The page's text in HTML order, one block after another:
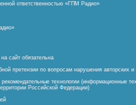
ответственностью «ГПМ Радио»
сайт обязательна
претензии по вопросам нарушения авторских
технологии (информационные
Российской Федерации)